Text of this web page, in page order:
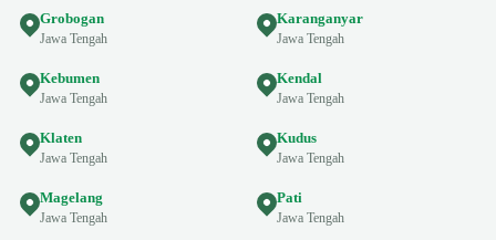
Grobogan
Jawa Tengah
Karanganyar
Jawa Tengah
Kebumen
Jawa Tengah
Kendal
Jawa Tengah
Klaten
Jawa Tengah
Kudus
Jawa Tengah
Magelang
Jawa Tengah
Pati
Jawa Tengah